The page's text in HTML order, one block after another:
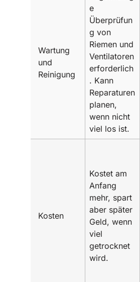
Wartung
und
Reinigung
e
Überprüfun
g von
Riemen und
Ventilatoren
erforderlich
. Kann
Reparaturen
planen,
wenn nicht
viel los ist.
Kosten
Kostet am
Anfang
mehr, spart
aber später
Geld, wenn
viel
getrocknet
wird.